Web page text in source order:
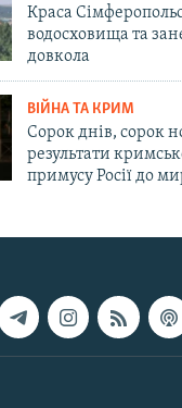
Краса
водосховища та
довкола
ВІЙНА ТА КРИМ
Сорок днів, сорок
результати
примусу Росії до